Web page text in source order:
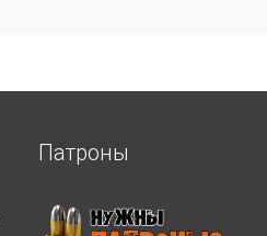
Патроны